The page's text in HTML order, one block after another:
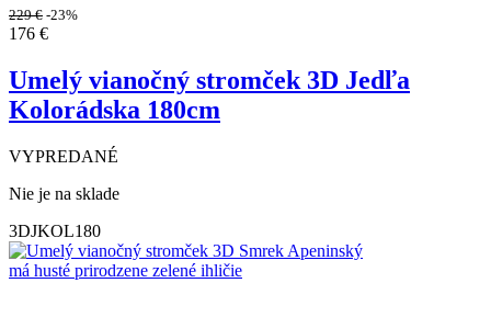
229€ -23%
176 €
Umelý vianočný stromček 3D Jedľa
Kolorádska 180cm
VYPREDANÉ
Nie je na sklade
3DJKOL180